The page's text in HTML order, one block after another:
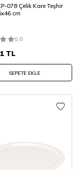
078 Çelik Kare Teşhir
cm
0.0
TL
SEPETE EKLE